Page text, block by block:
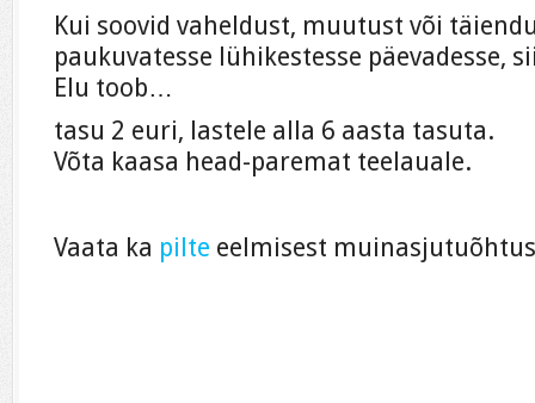
Kui soovid vaheldust, muutust või
paukuvatesse lühikestesse päevadesse,
Elu toob…
tasu 2 euri, lastele alla 6 aasta tasuta.
Võta kaasa head-paremat teelauale.
Vaata ka pilte eelmisest